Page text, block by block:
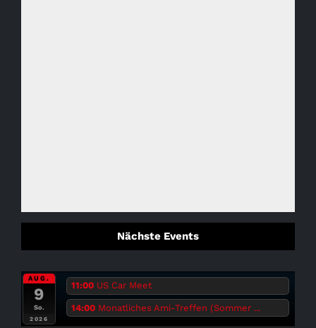
Nächste Events
AUG.
9
So.
2026
11:00 US Car Meet
14:00 Monatliches Ami-Treffen (Sommer ...